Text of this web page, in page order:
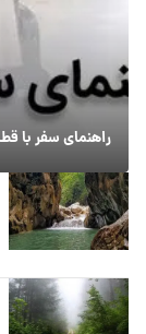
راهنمای سفر با